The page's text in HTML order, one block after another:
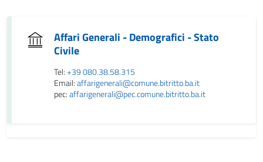
Affari Generali - Demografici - Stato
Civile
Tel:+39 080.38.58.315
Email:affarigenerali@comune.bitritto.ba.it
pec:affarigenerali@pec.comune.bitritto.ba.it